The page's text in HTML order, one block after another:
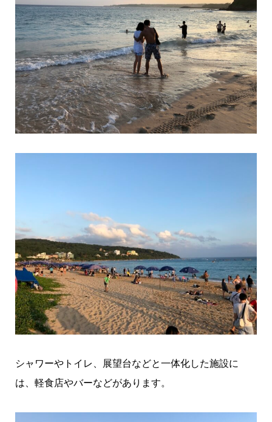
シャワーやトイレ、展望台などと一体化した施設に
は、軽食店やバーなどがあります。